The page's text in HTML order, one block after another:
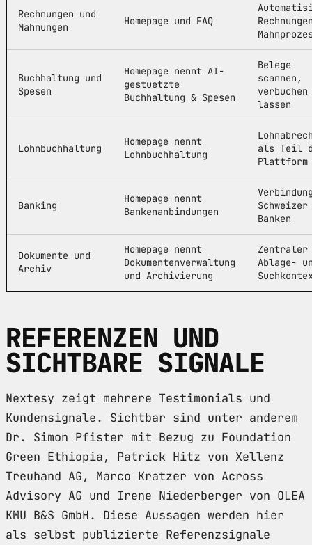
Rechnungen und
Mahnungen
Homepage und FAQ
Buchhaltung und
Spesen
Homepage nennt AI-
gestuetzte
Buchhaltung & Spesen
Belege
scannen,
verbuchen
lassen
Lohnbuchhaltung
Homepage nennt
Lohnbuchhaltung
als Teil
Plattform
Banking
Homepage nennt
Bankenanbindungen
Schweizer
Banken
Dokumente und
Archiv
Homepage nennt
Dokumentenverwaltung
und Archivierung
Zentraler
Ablage-
REFERENZEN UND
SICHTBARE SIGNALE
Nextesy zeigt mehrere Testimonials und
Kundensignale. Sichtbar sind unter anderem
Dr. Simon Pfister mit Bezug zu Foundation
Green Ethiopia, Patrick Hitz von Xellenz
Treuhand AG, Marco Kratzer von Across
Advisory AG und Irene Niederberger von OLEA
KMU B&S GmbH. Diese Aussagen werden hier
als selbst publizierte Referenzsignale